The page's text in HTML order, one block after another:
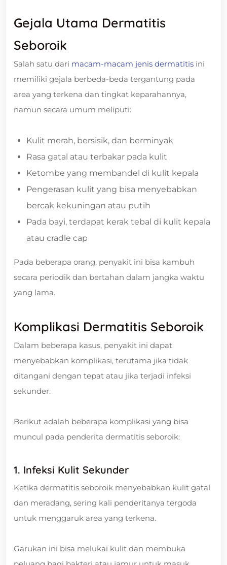
Gejala Utama Dermatitis
Seboroik
Salah satu dari macam-macam jenis dermatitis ini
memiliki gejala berbeda-beda tergantung pada
area yang terkena dan tingkat keparahannya,
namun secara umum meliputi:
Kulit merah, bersisik, dan berminyak
Rasa gatal atau terbakar pada kulit
Ketombe yang membandel di kulit kepala
Pengerasan kulit yang bisa menyebabkan
bercak kekuningan atau putih
Pada bayi, terdapat kerak tebal di kulit kepala
atau cradle cap
Pada beberapa orang, penyakit ini bisa kambuh
secara periodik dan bertahan dalam jangka waktu
yang lama.
Komplikasi Dermatitis Seboroik
Dalam beberapa kasus, penyakit ini dapat
menyebabkan komplikasi, terutama jika tidak
ditangani dengan tepat atau jika terjadi infeksi
sekunder.
Berikut adalah beberapa komplikasi yang bisa
muncul pada penderita dermatitis seboroik:
1. Infeksi Kulit Sekunder
Ketika dermatitis seboroik menyebabkan kulit gatal
dan meradang, sering kali penderitanya tergoda
untuk menggaruk area yang terkena.
Garukan ini bisa melukai kulit dan membuka